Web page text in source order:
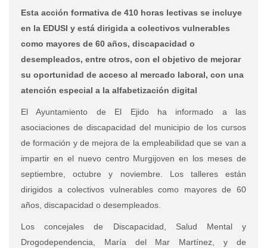
Esta acción formativa de 410 horas lectivas se incluye
en la EDUSI y está dirigida a colectivos vulnerables
como mayores de 60 años, discapacidad o
desempleados, entre otros, con el objetivo de mejorar
su oportunidad de acceso al mercado laboral, con una
atención especial a la alfabetización digital
El Ayuntamiento de El Ejido ha informado a las
asociaciones de discapacidad del municipio de los cursos
de formación y de mejora de la empleabilidad que se van a
impartir en el nuevo centro Murgijoven en los meses de
septiembre, octubre y noviembre. Los talleres están
dirigidos a colectivos vulnerables como mayores de 60
años, discapacidad o desempleados.
Los concejales de Discapacidad, Salud Mental y
Drogodependencia, María del Mar Martínez, y de